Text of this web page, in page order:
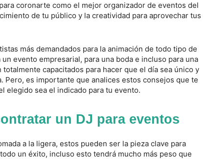
coronarte como el mejor organizador de eventos del
de tu público y la creatividad para aprovechar tus
más demandados para la animación de todo tipo de
evento empresarial, para una boda e incluso para una
capacitados para hacer que el día sea único y
Pero, es importante que analices estos consejos que te
elegido sea el indicado para tu evento.
un DJ para eventos
a la ligera, estos pueden ser la pieza clave para
un éxito, incluso esto tendrá mucho más peso que